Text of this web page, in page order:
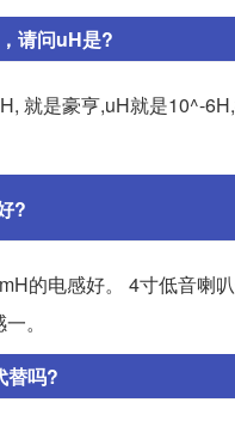
请问uH是?
就是豪亨,uH就是10^-
?
的电感好。 4寸低音喇
。
替吗?